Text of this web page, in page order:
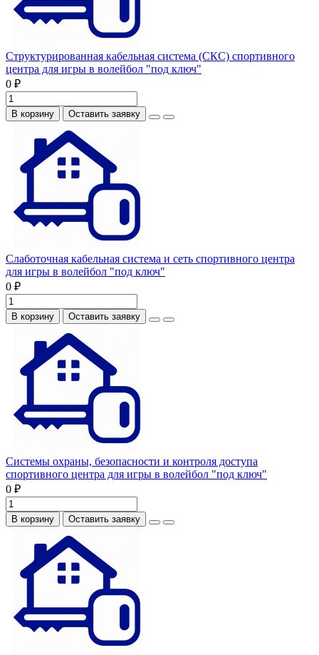
Структурированная кабельная система (СКС) спортивного
центра для игры в волейбол "под ключ"
0 ₽
В корзину Оставить заявку
Слаботочная кабельная система и сеть спортивного центра
для игры в волейбол "под ключ"
0 ₽
В корзину Оставить заявку
Системы охраны, безопасности и контроля доступа
спортивного центра для игры в волейбол "под ключ"
0 ₽
В корзину Оставить заявку